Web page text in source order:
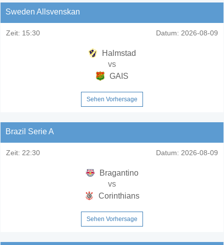
Sweden Allsvenskan
Zeit: 15:30 Datum: 2026-08-09
Halmstad
vs
GAIS
Sehen Vorhersage
Brazil Serie A
Zeit: 22:30 Datum: 2026-08-09
Bragantino
vs
Corinthians
Sehen Vorhersage